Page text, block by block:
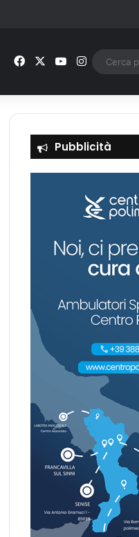
Facebook You TubeInstagram
Pubblicità